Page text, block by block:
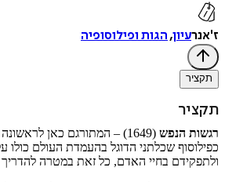
ז'אנרעיון, הגות ופילוסופיה
תקציר
תקציר
רגשות הנפש (1649) – המתורגם כאן לראשונה לעברית – הוא ספרו האחרון של
כפילוסוף שכלתני הדוגל בהעמדת העולם
ולתפקידם בחיי האדם, כל זאת במטרה